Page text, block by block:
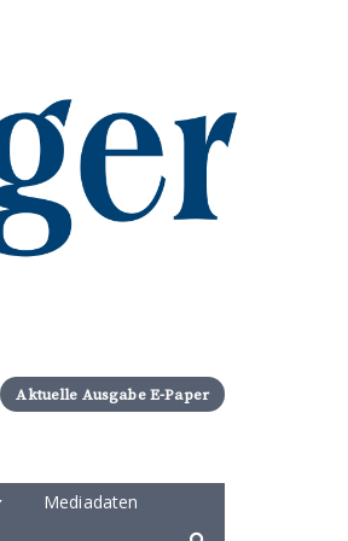
Aktuelle Ausgabe E-Paper
Mediadaten